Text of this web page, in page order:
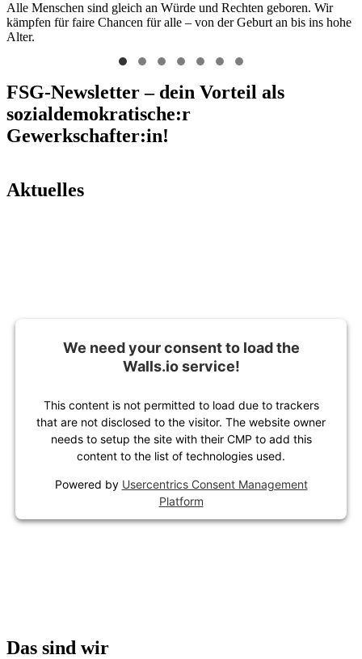
Alle Menschen sind gleich an Würde und Rechten geboren. Wir
kämpfen für faire Chancen für alle – von der Geburt an bis ins hohe
Alter.
FSG-Newsletter – dein Vorteil als
sozialdemokratische:r
Gewerkschafter:in!
Aktuelles
We need your consent to load the
Walls.io service!
This content is not permitted to load due to trackers
that are not disclosed to the visitor. The website owner
needs to setup the site with their CMP to add this
content to the list of technologies used.
Powered by Usercentrics Consent Management
Platform
Das sind wir